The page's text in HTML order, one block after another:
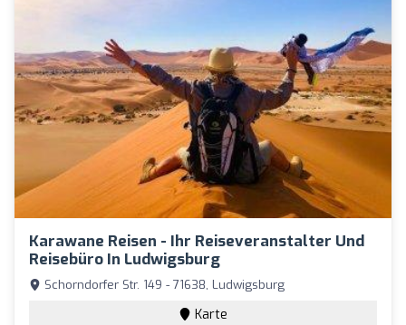
Karawane Reisen - Ihr Reiseveranstalter Und
Reisebüro In Ludwigsburg
Schorndorfer Str. 149 - 71638, Ludwigsburg
Karte